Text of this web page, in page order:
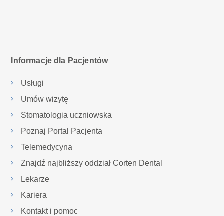
Informacje dla Pacjentów
Usługi
Umów wizytę
Stomatologia uczniowska
Poznaj Portal Pacjenta
Telemedycyna
Znajdź najbliższy oddział Corten Dental
Lekarze
Kariera
Kontakt i pomoc